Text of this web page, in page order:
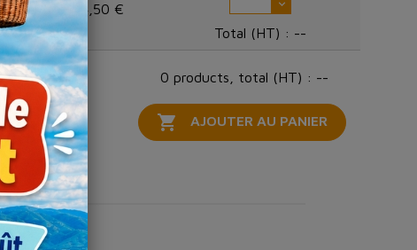
94,50 €
Total (HT) : --
0 products, total (HT) : --
 AJOUTER AU PANIER